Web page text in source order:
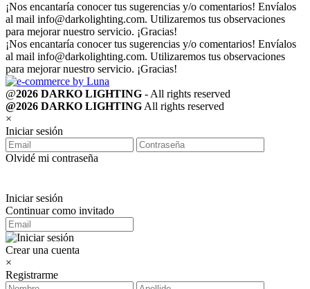
¡Nos encantaría conocer tus sugerencias y/o comentarios! Envíalos
al mail info@darkolighting.com. Utilizaremos tus observaciones
para mejorar nuestro servicio. ¡Gracias!
¡Nos encantaría conocer tus sugerencias y/o comentarios! Envíalos
al mail info@darkolighting.com. Utilizaremos tus observaciones
para mejorar nuestro servicio. ¡Gracias!
@2026 DARKO LIGHTING - All rights reserved
@2026 DARKO LIGHTING All rights reserved
×
Iniciar sesión
Olvidé mi contraseña
Iniciar sesión
Continuar como invitado
Crear una cuenta
×
Registrarme